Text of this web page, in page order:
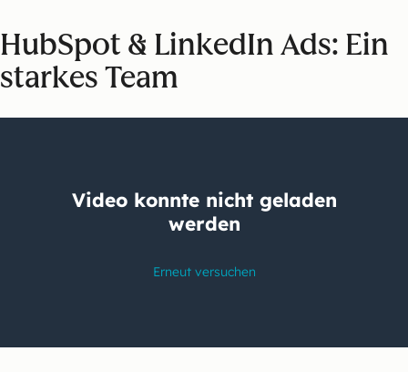
HubSpot & LinkedIn Ads: Ein
starkes Team